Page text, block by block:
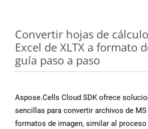
Convertir hojas de
Excel de XLTX a formato
guía paso a paso
Aspose.Cells Cloud SDK ofrece
sencillas para convertir archivos de
formatos de imagen, similar al